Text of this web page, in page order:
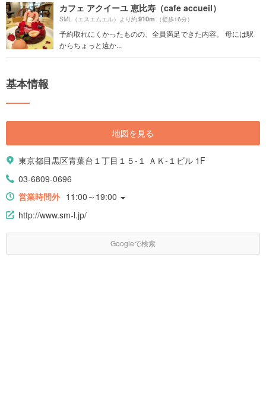
カフェ アクイーユ 恵比寿（cafe accueil）
SML（エスエムエル）より約910m （徒歩16分）
予約取れにくかったものの、全員満足できた内容。 母には駅
からちょっと遠か...
基本情報
地図を見る
東京都目黒区青葉台１丁目１５-１ ＡＫ-１ビル 1F
03-6809-0696
営業時間外 11:00～19:00
http://www.sm-l.jp/
Googleで検索